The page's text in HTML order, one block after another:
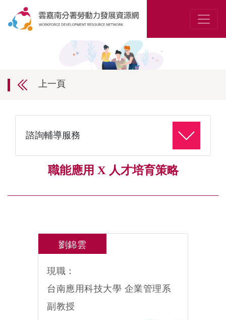
上一頁
諮詢輔導服務
職能應用 X 人才培育策略
劉錦雲
現職：
台南應用科技大學 企業管理系
副教授